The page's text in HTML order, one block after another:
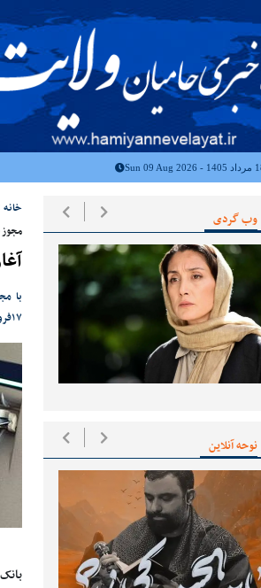
وب گردی
نوحه آنلاین
خانه
مجوز
۱۷فروردین، در هر برداشت نیم میلیون تومان دریافت کنند.